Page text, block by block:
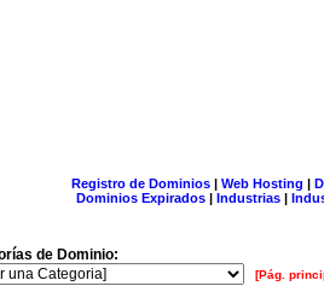
Registro de Dominios| Web Hosting |
Dominios Expirados | Industrias |
de Dominio:
[Pág.